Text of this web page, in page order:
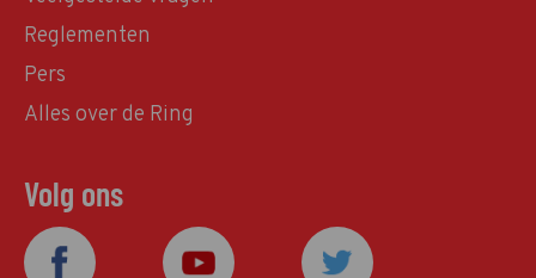
Reglementen
Pers
Alles over de Ring
Volg ons